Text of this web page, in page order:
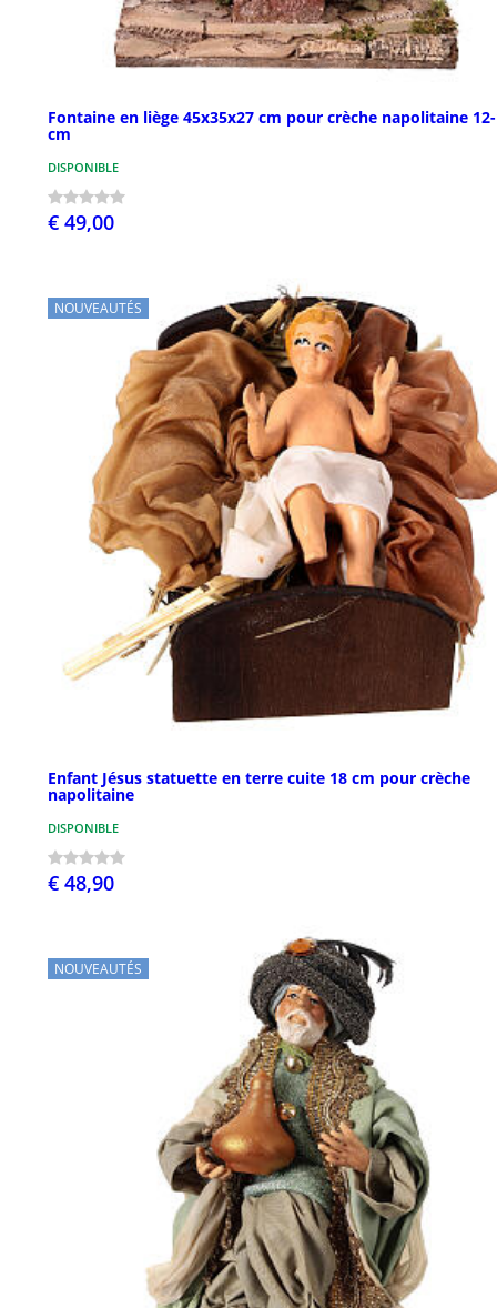
Fontaine en liège 45x35x27 cm pour crèche napolitaine
cm
DISPONIBLE
€ 49,00
NOUVEAUTÉS
Enfant Jésus statuette en terre cuite 18 cm pour crèche
napolitaine
DISPONIBLE
€ 48,90
NOUVEAUTÉS